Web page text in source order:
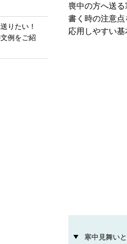
りたい！
例をご紹
喪中の方へ送
書く時の注意
応用しやすい
寒中見舞い